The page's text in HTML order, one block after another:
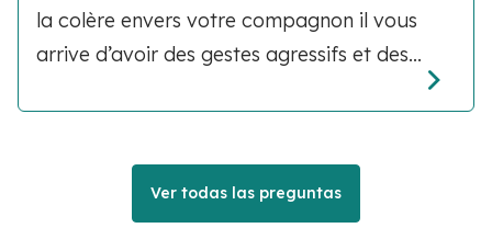
la colère envers votre compagnon il vous
arrive d’avoir des gestes agressifs et des...
Ver todas las preguntas